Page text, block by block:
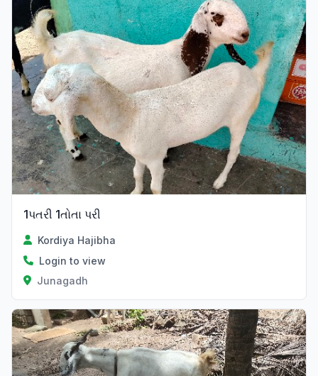
1પતરી 1તોતા પરી
Kordiya Hajibha
Login to view
Junagadh